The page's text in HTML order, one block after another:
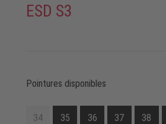
ESD S3
Pointures disponibles
34 35 36 37 38